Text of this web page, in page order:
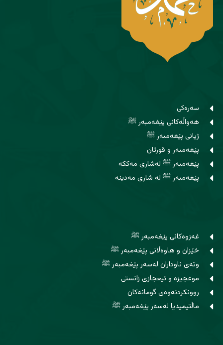
سەرەکی
هەواڵەکانی پێغەمبەر ﷺ
ژیانی پێغەمبەر ﷺ
پێغەمبەر و قورئان
پێغەمبەر ﷺ لەشاری مەککە
پێغەمبەر ﷺ لە شاری مەدینە
غەزوەکانی پێغەمبەر ﷺ
خێزان و هاوه‌ڵانی پێغەمبەر ﷺ
وتەی ناوداران لەسەر پێغەمبەر ﷺ
موعجیزە و ئیعجازی زانستی
روونکردنەوەی گومانەکان
ماڵتیمیدیا لەسەر پێغەمبەر ﷺ